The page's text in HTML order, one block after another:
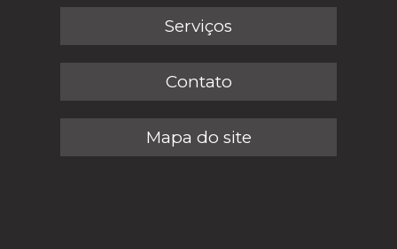
Serviços
Contato
Mapa do site